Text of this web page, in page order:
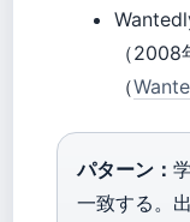
（
（
パターン：
一致する。